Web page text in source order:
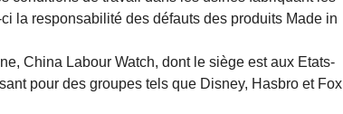
la responsabilité des défauts des produits Made in
China Labour Watch, dont le siège est aux Etats-
pour des groupes tels que Disney, Hasbro et Fox